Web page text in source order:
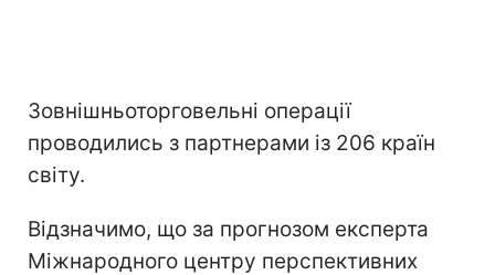
Зовнішньоторговельні операції
проводились з партнерами із 206 країн
світу.
Відзначимо, що за прогнозом експерта
Міжнародного центру перспективних